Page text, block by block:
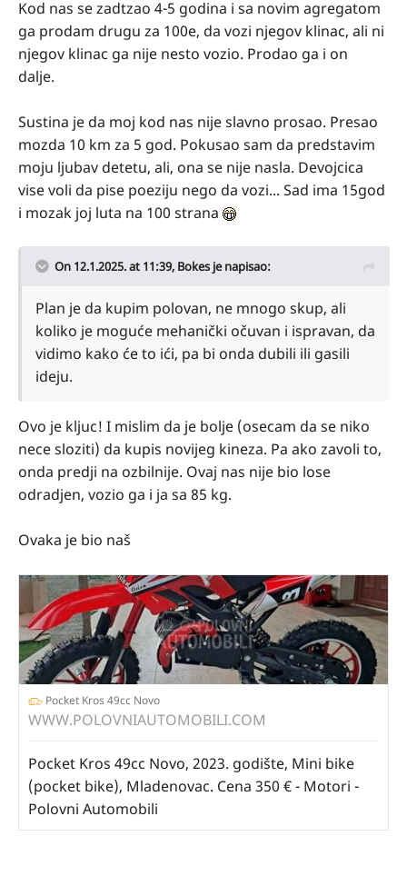
Kod nas se zadtzao 4-5 godina i sa novim agregatom
ga prodam drugu za 100e, da vozi njegov klinac, ali ni
njegov klinac ga nije nesto vozio. Prodao ga i on
dalje.
Sustina je da moj kod nas nije slavno prosao. Presao
mozda 10 km za 5 god. Pokusao sam da predstavim
moju ljubav detetu, ali, ona se nije nasla. Devojcica
vise voli da pise poeziju nego da vozi... Sad ima 15god
i mozak joj luta na 100 strana
On 12.1.2025. at 11:39, Bokes je napisao:
Plan je da kupim polovan, ne mnogo skup, ali
koliko je moguće mehanički očuvan i ispravan, da
vidimo kako će to ići, pa bi onda dubili ili gasili
ideju.
Ovo je kljuc! I mislim da je bolje (osecam da se niko
nece sloziti) da kupis novijeg kineza. Pa ako zavoli to,
onda predji na ozbilnije. Ovaj nas nije bio lose
odradjen, vozio ga i ja sa 85 kg.
Ovaka je bio naš
Pocket Kros 49cc Novo
WWW.POLOVNIAUTOMOBILI.COM
Pocket Kros 49cc Novo, 2023. godište, Mini bike
(pocket bike), Mladenovac. Cena 350 € - Motori -
Polovni Automobili